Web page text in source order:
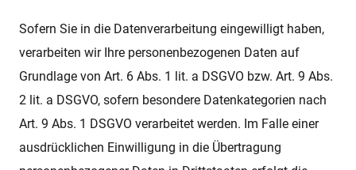
Sofern Sie in die Datenverarbeitung eingewilligt haben,
verarbeiten wir Ihre personenbezogenen Daten auf
Grundlage von Art. 6 Abs. 1 lit. a DSGVO bzw. Art. 9 Abs.
2 lit. a DSGVO, sofern besondere Datenkategorien nach
Art. 9 Abs. 1 DSGVO verarbeitet werden. Im Falle einer
ausdrücklichen Einwilligung in die Übertragung